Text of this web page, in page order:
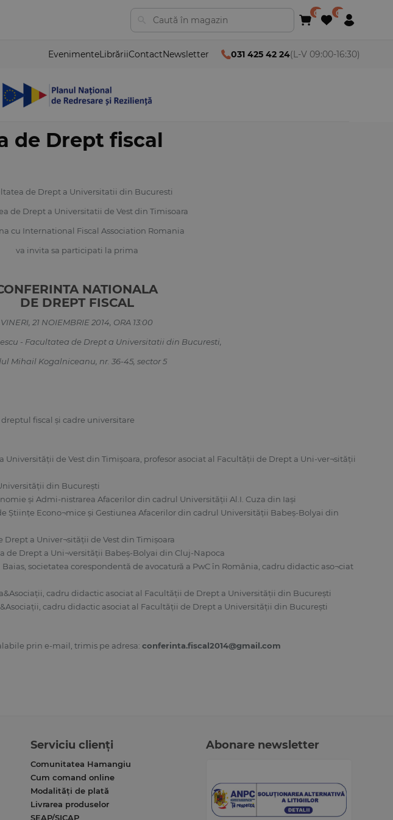
EvenimenteLibrăriiContactNewsletter 031 425 42 24(L-V 09:00-16:30)
de Drept fiscal
de Drept a Universitatii din Bucuresti
de Drept a Universitatii de Vest din Timisoara
cu International Fiscal Association Romania
va invita sa participati la prima
NATIONALA
DE DREPT FISCAL
VINERI, 21 NOIEMBRIE 2014, ORA 13:00
- Facultatea de Drept a Universitatii din Bucuresti,
Mihail Kogalniceanu, nr. 36-45, sector 5
fiscal şi cadre universitare
Universităţii de Vest din Timişoara, profesor asociat al Facultăţii de Drept a Uni-ver¬sităţii
din Bucureşti
şi Admi-nistrarea Afacerilor din cadrul Universităţii Al.I. Cuza din Iaşi
Ştiinţe Econo¬mice şi Gestiunea Afacerilor din cadrul Universităţii Babeş-Bolyai din
Drept a Univer¬sităţii de Vest din Timişoara
de Drept a Uni¬versităţii Babeş-Bolyai din Cluj-Napoca
Baias, societatea corespondentă de avocatură a PwC în România, cadru didactic aso¬ciat
cadru didactic asociat al Facultăţii de Drept a Universităţii din Bucureşti
cadru didactic asociat al Facultăţii de Drept a Universităţii din Bucureşti
prin e-mail, trimis pe adresa: conferinta.fiscal2014@gmail.com
Serviciu clienți
Comunitatea Hamangiu
Cum comand online
Modalități de plată
Livrarea produselor
SEAP/SICAP
Abonare newsletter